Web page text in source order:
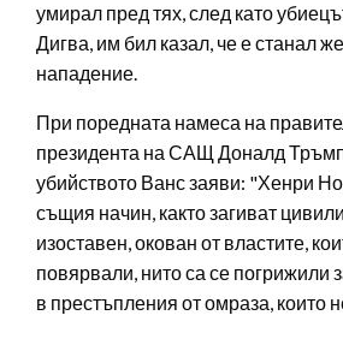
умирал пред тях, след като
Дигва, им бил казал, че е станал
нападение.
При поредната намеса на
президента на САЩ Доналд
убийството Ванс заяви: "Хенри
същия начин, както загиват
изоставен, окован от властите,
повярвали, нито са се погрижили
в престъпления от омраза, които